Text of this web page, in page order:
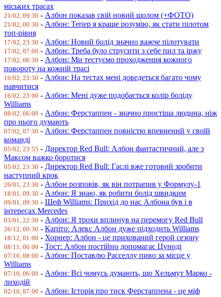
міських трасах
21/02, 09:30 - Албон показав свій новий шолом (+ФОТО)
21/02, 00:30 - Албон: Тепер я краще розумію, як стати пілотом
топ-рівня
17/02, 23:30 - Албон: Новий болід значно важче пілотувати
17/02, 07:00 - Албон: Треба було струсити з себе пил та іржу
17/02, 06:30 - Албон: Ми тестуємо проходження кожного
повороту на кожній трасі
16/02, 23:30 - Албон: На тестах мені доведеться багато чому
навчитися
16/02, 23:00 - Албон: Мені дуже подобається колір боліду
Williams
08/02, 06:00 - Албон: Ферстаппен - значно простіша людина, ніж
про нього думають
07/02, 07:30 - Албон: Ферстаппен повністю впевнений у своїй
команді
05/02, 23:55 - Директор Red Bull: Албон фантастичний, але з
Максом важко боротися
05/02, 23:30 - Директор Red Bull: Гаслі вже готовий зробити
наступний крок
26/01, 23:30 - Албон розповів, як він потрапив у Формулу-1
18/01, 09:30 - Албон: Я знаю, як робити болід швидким
09/01, 09:30 - Шеф Williams: Прихід до нас Албона був і в
інтересах Mercedes
03/01, 22:30 - Албон: Я трохи вплинув на перемогу Red Bull
26/12, 00:30 - Капіто: Алекс Албон дуже підходить Williams
18/12, 01:00 - Хорнер: Албон - це прихований герой сезону
08/11, 06:00 - Тост: Албон постійно допомагає Цуноді
07/10, 08:00 - Албон: Поставлю Расселлу пиво за місце у
Williams
07/10, 06:00 - Албон: Всі чомусь думають, що Хельмут Марко -
лиходій
02/10, 07:00 - Албон: Історія про тиск Ферстаппена - це міф